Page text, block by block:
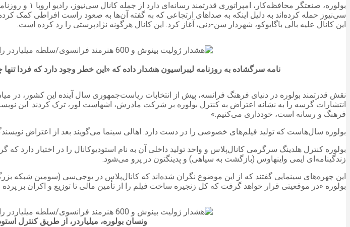
بولوره،
سی‌نیوز حمله کرده‌اند به دلیل اینکه به صداهای ارتجاعی که به گفته آن‌ها به صعود راست افراطی کمک
این کانال علیه بالی باگایوکو، شهردار سن-دنی، آغاز کرد. این کانال هرگونه نژادپرستی را رد کرده است.
نامه سرگشاده به روزنامه لیبراسیون هشدار داده که «این خطر وجود دارد که فردا
انتشارات گرسه را به نشانه اعتراض به کنترل بولوره بر شرکت مادرش، اشهاست لور، ترک کردند. این
فرهنگ و رسانه است، خودداری می‌کنیم.»
بولوره سال‌هاست که تولید فیلم‌های خصوصی را در دست دارد. اهالی سینما می‌گویند بعد از اعتراض
بولوره کنترل هلدینگ سرگرمی کانال‌پلاس و واحد تولید داخلی آن به نام استودیوکانال را در اختیار دارد
زندگینامه‌ای ایمی واینهاوس (بازگشت به سیاهی) و پدینگتون در پرو می‌شود.
بولوره «در موقعیتی قرار خواهد گرفت که کل زنجیره ساخت فیلم را از تأمین مالی تا توزیع و اکران بر
ونسان بولوره، میلیاردر، از طریق کنترل